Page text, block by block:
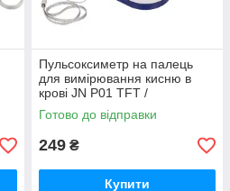
Пульсоксиметр на палець
для вимірювання кисню в
крові JN P01 TFT /
Пульсометр, Оксиметром
Готово до відправки
249 ₴
Купити